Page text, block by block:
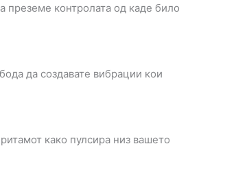
преземе контролата од каде било
да создавате вибрации кои
како пулсира низ вашето